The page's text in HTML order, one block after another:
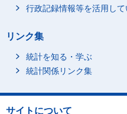
行政記録情報等を活用し
リンク集
統計を知る・学ぶ
統計関係リンク集
サイトについて